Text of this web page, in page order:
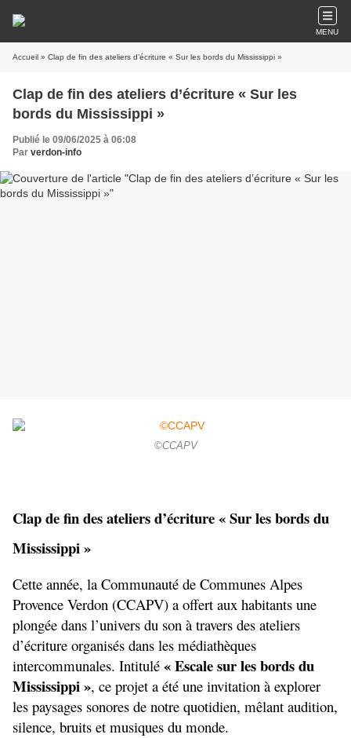
MENU
Accueil » Clap de fin des ateliers d’écriture « Sur les bords du Mississippi »
Clap de fin des ateliers d’écriture « Sur les
bords du Mississippi »
Publié le 09/06/2025 à 06:08
Par verdon-info
©CCAPV
Clap de fin des ateliers d’écriture « Sur les bords du
Mississippi »
Cette année, la Communauté de Communes Alpes
Provence Verdon (CCAPV) a offert aux habitants une
plongée dans l’univers du son à travers des ateliers
d’écriture organisés dans les médiathèques
intercommunales. Intitulé « Escale sur les bords du
Mississippi », ce projet a été une invitation à explorer
les paysages sonores de notre quotidien, mêlant audition,
silence, bruits et musiques du monde.